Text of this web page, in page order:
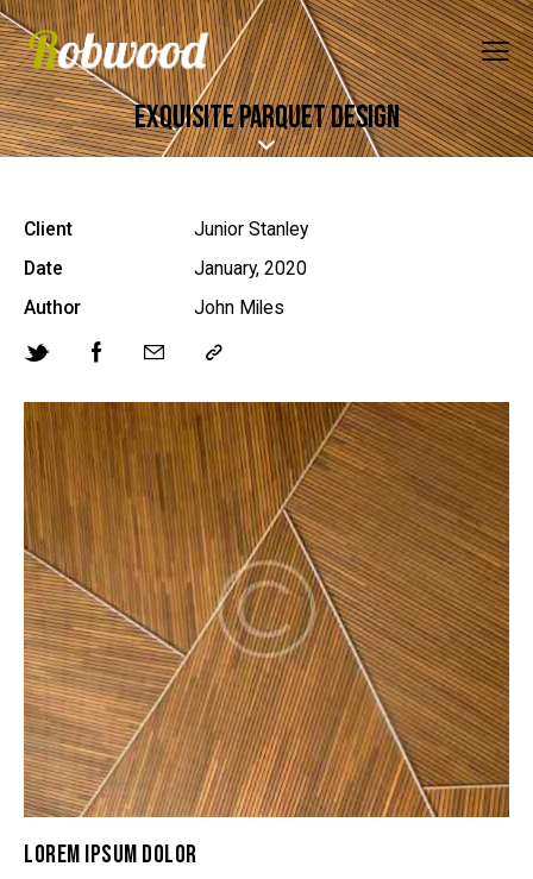
EXQUISITE PARQUET DESIGN
Client
Junior Stanley
Date
January, 2020
Author
John Miles
LOREM IPSUM DOLOR